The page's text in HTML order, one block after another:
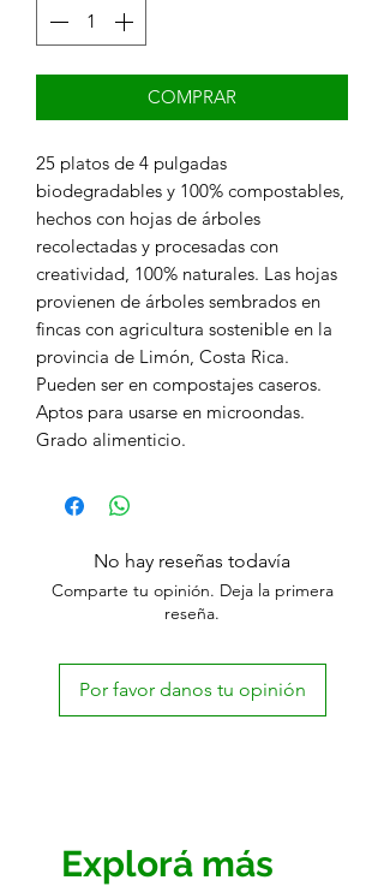
COMPRAR
25 platos de 4 pulgadas
biodegradables y 100% compostables,
hechos con hojas de árboles
recolectadas y procesadas con
creatividad, 100% naturales. Las hojas
provienen de árboles sembrados en
fincas con agricultura sostenible en la
provincia de Limón, Costa Rica.
Pueden ser en compostajes caseros.
Aptos para usarse en microondas.
Grado alimenticio.
No hay reseñas todavía
Comparte tu opinión. Deja la primera
reseña.
Por favor danos tu opinión
Explorá más